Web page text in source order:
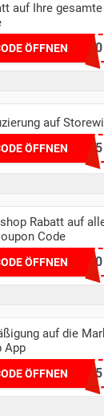
auf Ihre
ÖFFNENNIKE10
auf
ÖFFNEN FS15
Rabatt auf
Code
ÖFFNEN
FTSHPCOUPDE10
auf die
App
ÖFFNEN ON15